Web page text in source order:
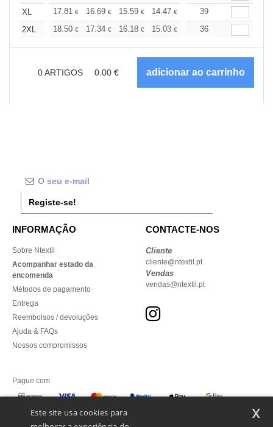
XL
17.81 € 16.69 € 15.59 € 14.47 € 13.36€
39
2XL
18.50 € 17.34 € 16.18 € 15.03 € 13.87€
36
0ARTIGOS 0.00 €
Registe-se!
INFORMAÇÃO
Sobre Ntextil
Acompanhar estado da
encomenda
Métodos de pagamento
Entrega
Reembolsos / devoluções
Ajuda & FAQs
Nossos compromissos
CONTACTE-NOS
Cliente
cliente@ntextil.pt
Vendas
vendas@ntextil.pt
Pague com
Este site usa cookies para
x